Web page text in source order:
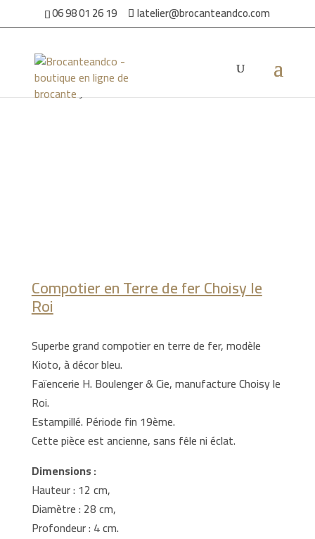
06 98 01 26 19 latelier@brocanteandco.com
Accueil/Par ambiance/
/ Compotier en Terre
de fer Choisy le Roi
Compotier en Terre de fer Choisy le
Roi
Superbe grand compotier en terre de fer, modèle
Kioto, à décor bleu.
Faïencerie H. Boulenger & Cie, manufacture Choisy le
Roi.
Estampillé. Période fin 19ème.
Cette pièce est ancienne, sans fêle ni éclat.
Dimensions :
Hauteur : 12 cm,
Diamètre : 28 cm,
Profondeur : 4 cm.